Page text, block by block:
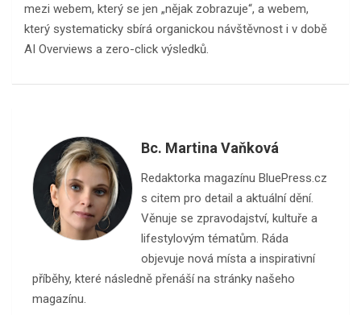
mezi webem, který se jen „nějak zobrazuje“, a webem,
který systematicky sbírá organickou návštěvnost i v době
AI Overviews a zero-click výsledků.
Bc. Martina Vaňková
Redaktorka magazínu BluePress.cz
s citem pro detail a aktuální dění.
Věnuje se zpravodajství, kultuře a
lifestylovým tématům. Ráda
objevuje nová místa a inspirativní
příběhy, které následně přenáší na stránky našeho
magazínu.